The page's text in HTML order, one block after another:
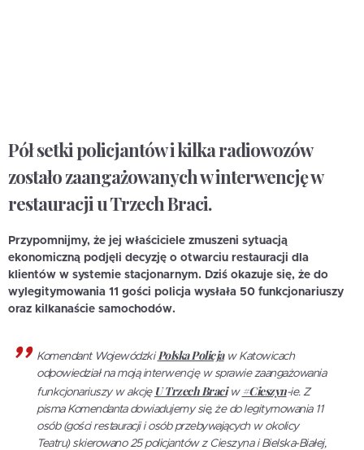
Pół setki policjantów i kilka radiowozów
zostało zaangażowanych w interwencję w
restauracji u Trzech Braci.
Przypomnijmy, że jej właściciele zmuszeni sytuacją
ekonomiczną podjęli decyzję o otwarciu restauracji dla
klientów w systemie stacjonarnym. Dziś okazuje się, że do
wylegitymowania 11 gości policja wysłała 50 funkcjonariuszy
oraz kilkanaście samochodów.
Komendant Wojewódzki Polska Policjaw Katowicach
odpowiedział na moją interwencję w sprawie zaangażowania
funkcjonariuszy w akcję U Trzech Braciw #Cieszyn-ie. Z
pisma Komendanta dowiadujemy się, że do legitymowania 11
osób (gości restauracji i osób przebywających w okolicy
Teatru) skierowano 25 policjantów z Cieszyna i Bielska-Białej,